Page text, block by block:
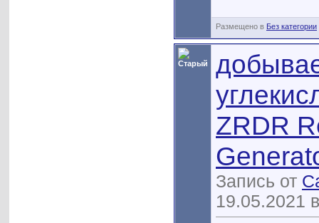
Размещено в Без категории
ZRDR
Запись от
19.05.2021